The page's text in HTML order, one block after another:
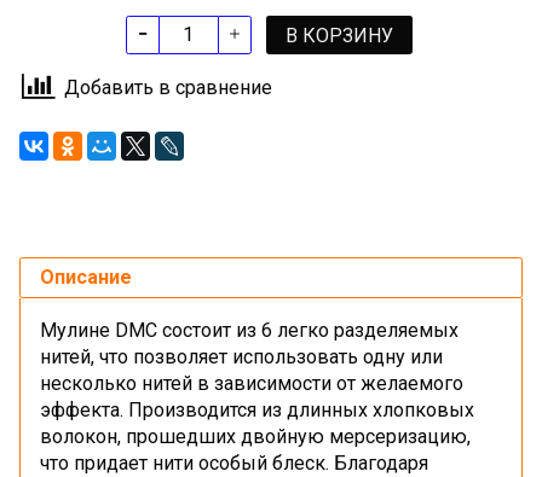
В КОРЗИНУ
Добавить в сравнение
Описание
Мулине DMC состоит из 6 легко разделяемых
нитей, что позволяет использовать одну или
несколько нитей в зависимости от желаемого
эффекта. Производится из длинных хлопковых
волокон, прошедших двойную мерсеризацию,
что придает нити особый блеск. Благодаря